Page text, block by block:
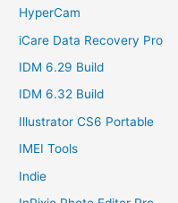
HyperCam
iCare Data Recovery Pro
IDM 6.29 Build
IDM 6.32 Build
Illustrator CS6 Portable
IMEI Tools
Indie